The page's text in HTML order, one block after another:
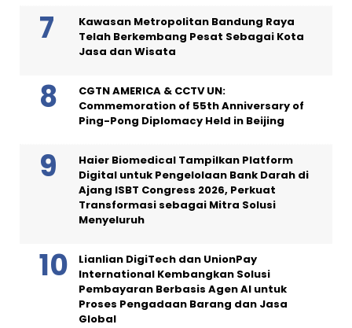
Kawasan Metropolitan Bandung Raya
Telah Berkembang Pesat Sebagai Kota
Jasa dan Wisata
CGTN AMERICA & CCTV UN:
Commemoration of 55th Anniversary of
Ping-Pong Diplomacy Held in Beijing
Haier Biomedical Tampilkan Platform
Digital untuk Pengelolaan Bank Darah di
Ajang ISBT Congress 2026, Perkuat
Transformasi sebagai Mitra Solusi
Menyeluruh
Lianlian DigiTech dan UnionPay
International Kembangkan Solusi
Pembayaran Berbasis Agen AI untuk
Proses Pengadaan Barang dan Jasa
Global